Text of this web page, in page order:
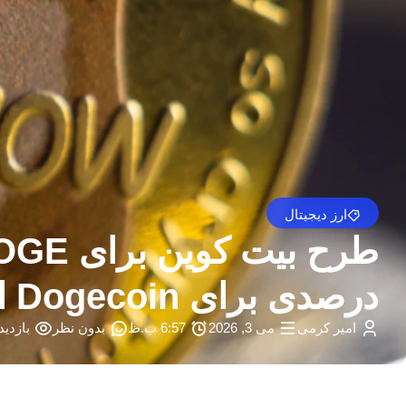
ارز دیجیتال
درصدی برای Dogecoin اشاره می کند – U.Today
امیر کرمی می 3, 2026 6:57 ب.ظ بدون نظر